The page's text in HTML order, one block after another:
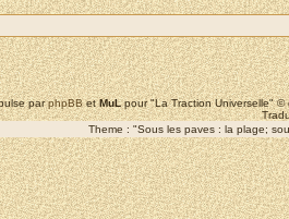
parphpBBetMuLpour "La Traction Universelle"
Theme : "Sous les paves : la plage;